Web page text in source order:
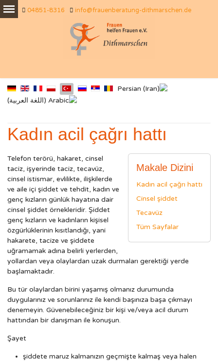
04851-8316 info@frauenberatung-dithmarschen.de
Kadın acil çağrı hattı
Makale Dizini
Kadın acil çağrı hattı
Cinsel şiddet
Tecavüz
Tüm Sayfalar
Telefon terörü, hakaret, cinsel
taciz, işyerinde taciz, tecavüz,
cinsel istismar, evlilikte, ilişkilerde
ve aile içi şiddet ve tehdit, kadın ve
genç kızların günlük hayatına dair
cinsel şiddet örnekleridir. Şiddet
genç kızların ve kadınların kişisel
özgürlüklerinin kısıtlandığı, yani
hakarete, tacize ve şiddete
uğramamak adına belirli yerlerden,
yollardan veya olaylardan uzak durmaları gerektiği yerde
başlamaktadır.
Bu tür olaylardan birini yaşamış olmanız durumunda
duygularınız ve sorunlarınız ile kendi başınıza başa çıkmayı
denemeyin. Güvenebileceğiniz bir kişi ve/veya acil durum
hattından bir danışman ile konuşun.
Şayet
şiddete maruz kalmanızın geçmişte kalmaş veya halen